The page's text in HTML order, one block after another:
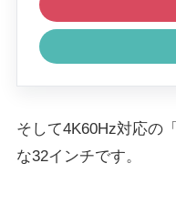
そして4K60Hz対応の「
な32インチです。